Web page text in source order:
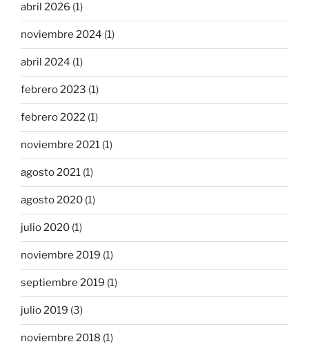
abril 2026 (1)
noviembre 2024 (1)
abril 2024 (1)
febrero 2023 (1)
febrero 2022 (1)
noviembre 2021 (1)
agosto 2021 (1)
agosto 2020 (1)
julio 2020 (1)
noviembre 2019 (1)
septiembre 2019 (1)
julio 2019 (3)
noviembre 2018 (1)